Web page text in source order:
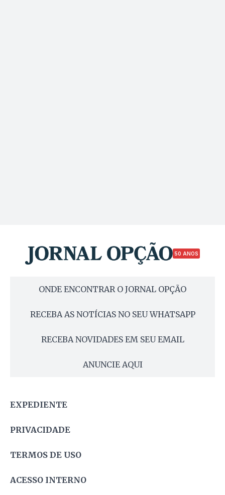
50 ANOS
ONDE ENCONTRAR O JORNAL OPÇÃO
RECEBA AS NOTÍCIAS NO SEU WHATSAPP
RECEBA NOVIDADES EM SEU EMAIL
ANUNCIE AQUI
EXPEDIENTE
PRIVACIDADE
TERMOS DE USO
ACESSO INTERNO